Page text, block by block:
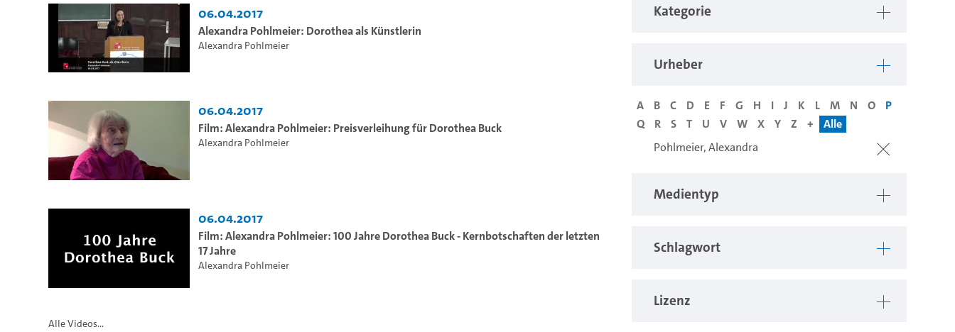
Kategorie
Urheber
A B C D E F G H I J K L M N O
P
Q
R S T U V W X Y Z +
Alle
Pohlmeier, Alexandra
Medientyp
Schlagwort
Lizenz
06.04.2017
Alexandra Pohlmeier: Dorothea als Künstlerin
Alexandra Pohlmeier
06.04.2017
Film: Alexandra Pohlmeier: Preisverleihung für Dorothea Buck
Alexandra Pohlmeier
06.04.2017
Film: Alexandra Pohlmeier: 100 Jahre Dorothea Buck - Kernbotschaften der letzten
17 Jahre
Alexandra Pohlmeier
Alle Videos...